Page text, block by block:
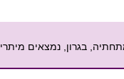
בגרון, נמצאים מיתרי